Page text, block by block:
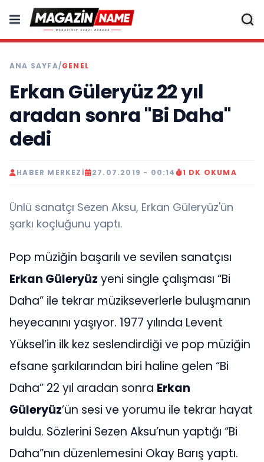
ANA SAYFA/GENEL
Erkan Güleryüz 22 yıl
aradan sonra "Bi Daha"
dedi
HABER MERKEZI 27.07.2019 - 00:14 1 DK OKUMA
Ünlü sanatçı Sezen Aksu, Erkan Güleryüz'ün
şarkı koçluğunu yaptı.
Pop müziğin başarılı ve sevilen sanatçısı
Erkan Güleryüz yeni single çalışması “Bi
Daha” ile tekrar müzikseverlerle buluşmanın
heyecanını yaşıyor. 1977 yılında Levent
Yüksel’in ilk kez seslendirdiği ve pop müziğin
efsane şarkılarından biri haline gelen “Bi
Daha” 22 yıl aradan sonra Erkan
Güleryüz’ün sesi ve yorumu ile tekrar hayat
buldu. Sözlerini Sezen Aksu’nun yaptığı “Bi
Daha”nın düzenlemesini Okay Barış yaptı.